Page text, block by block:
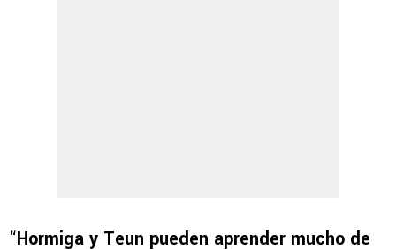
“Hormiga y Teun pueden aprender mucho de